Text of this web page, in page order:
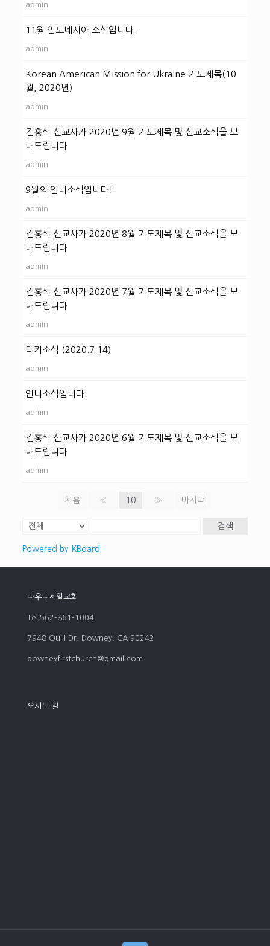
admin
11월 인도네시아 소식입니다.
admin
Korean American Mission for Ukraine 기도제목(10
월, 2020년)
admin
김홍식 선교사가 2020년 9월 기도제목 및 선교소식을 보
내드립니다
admin
9월의 인니소식입니다!
admin
김홍식 선교사가 2020년 8월 기도제목 및 선교소식을 보
내드립니다
admin
김홍식 선교사가 2020년 7월 기도제목 및 선교소식을 보
내드립니다
admin
터키소식 (2020.7.14)
admin
인니소식입니다.
admin
김홍식 선교사가 2020년 6월 기도제목 및 선교소식을 보
내드립니다
admin
처음 « 10 » 마지막
검색
Powered by KBoard
다우니제일교회
Tel:562-861-1004
7948 Quill Dr. Downey, CA 90242
downeyfirstchurch@gmail.com
오시는 길